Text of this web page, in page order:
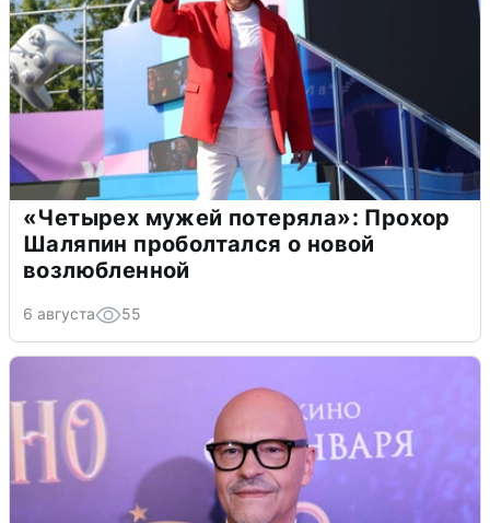
«Четырех мужей потеряла»: Прохор
Шаляпин проболтался о новой
возлюбленной
6 августа 55